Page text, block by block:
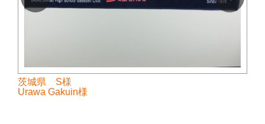
茨城県 S様
Urawa Gakuin様